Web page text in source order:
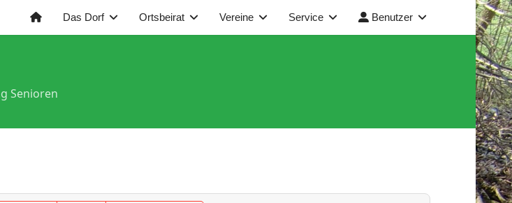
Das Dorf Ortsbeirat Vereine Service Benutzer
Senioren